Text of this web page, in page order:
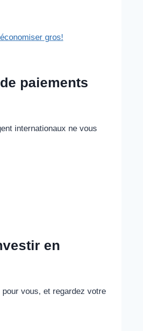
paiements
internationaux ne vous
en
vous, et regardez votre